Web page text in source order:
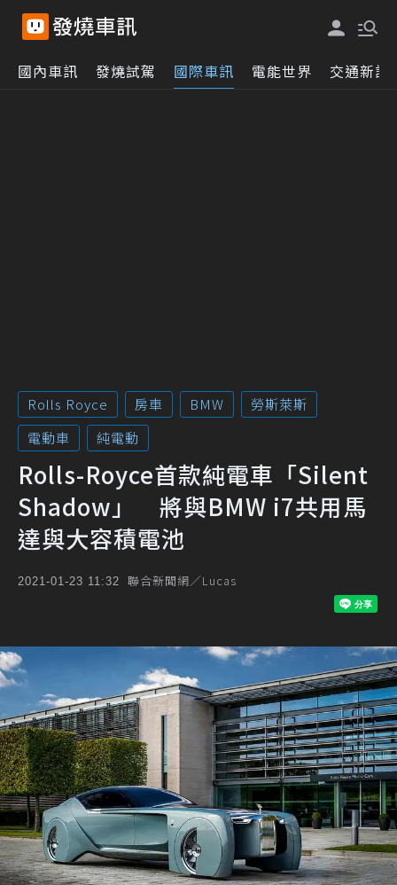
國內車訊 發燒試駕 國際車訊 電能世界 交通新訊
Rolls Royce 房車 BMW
勞斯萊斯
電動車
純電動
Rolls-Royce首款純電車「Silent
Shadow」 將與BMW i7共用馬
達與大容積電池
2021-01-23 11:32 聯合新聞網／Lucas